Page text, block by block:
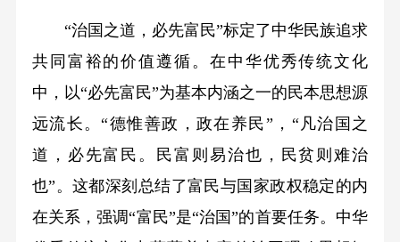
“治国之道，必先富民”标定了中华民族追求
共同富裕的价值遵循。在中华优秀传统文化
中，以“必先富民”为基本内涵之一的民本思想源
远流长。“德惟善政，政在养民”，“凡治国之
道，必先富民。民富则易治也，民贫则难治
也”。这都深刻总结了富民与国家政权稳定的内
在关系，强调“富民”是“治国”的首要任务。中华